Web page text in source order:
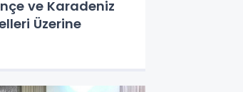
ve Karadeniz
Üzerine